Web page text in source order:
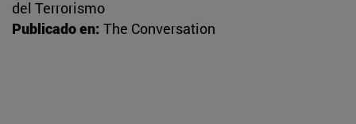
del Terrorismo
Publicado en: The Conversation